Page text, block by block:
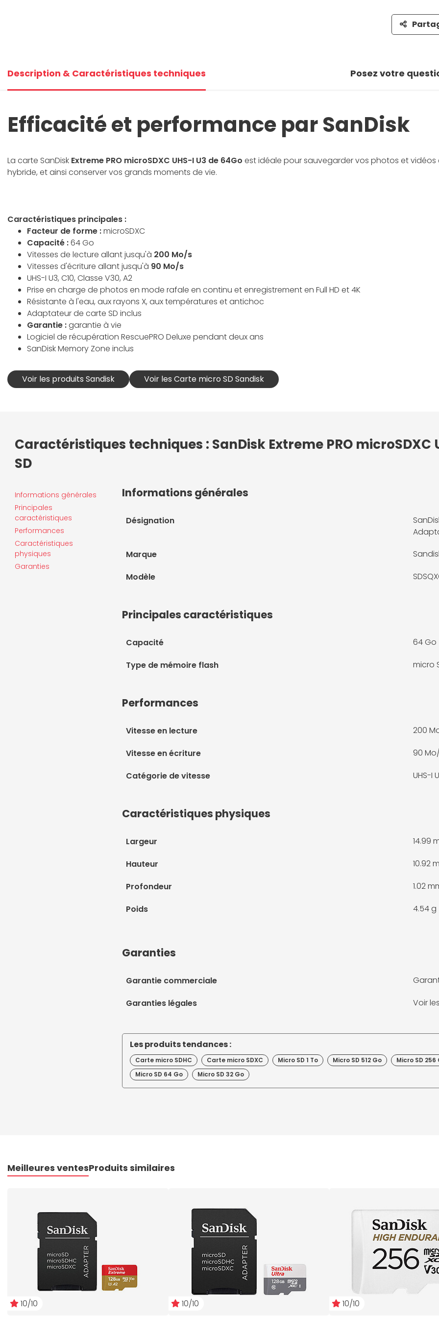
Description & Caractéristiques techniques Posez votre
Efficacité et performance par SanDisk
La carte SanDisk Extreme PRO microSDXC UHS-I U3 de 64Go est idéale pour sauvegarder vos photos et
hybride, et ainsi conserver vos grands moments de vie.
Caractéristiques principales :
Facteur de forme :microSDXC
Capacité :64 Go
Vitesses de lecture allant jusqu'à 200 Mo/s
Vitesses d'écriture allant jusqu'à 90 Mo/s
UHS-I U3, C10, Classe V30, A2
Prise en charge de photos en mode rafale en continu et enregistrement en Full HD et 4K
Résistante à l'eau, aux rayons X, aux températures et antichoc
Adaptateur de carte SD inclus
Garantie :garantie à vie
Logiciel de récupération RescuePRO Deluxe pendant deux ans
SanDisk Memory Zone inclus
Voir les produits Sandisk Voir les Carte micro SD Sandisk
Caractéristiques techniques : SanDisk Extreme PRO microSDXC
SD
Informations générales
Principales
caractéristiques
Performances
Caractéristiques
physiques
Garanties
Informations générales
Désignation
Marque
Modèle
Principales caractéristiques
Capacité 64 Go
Type de mémoire flash micro
Performances
Vitesse en lecture 200
Vitesse en écriture 90
Catégorie de vitesse UHS-I
Caractéristiques physiques
Largeur 14.99
Hauteur 10.92
Profondeur 1.02
Poids 4.54 g
Garanties
Garantie commerciale
Garanties légales Voir
Les produits tendances :
Carte micro SDHC Carte micro SDXC Micro SD 1 To Micro SD 512 Go Micro SD 256
Micro SD 64 Go
Micro SD 32 Go
Meilleures ventesProduits similaires
10/10 10/10 10/10